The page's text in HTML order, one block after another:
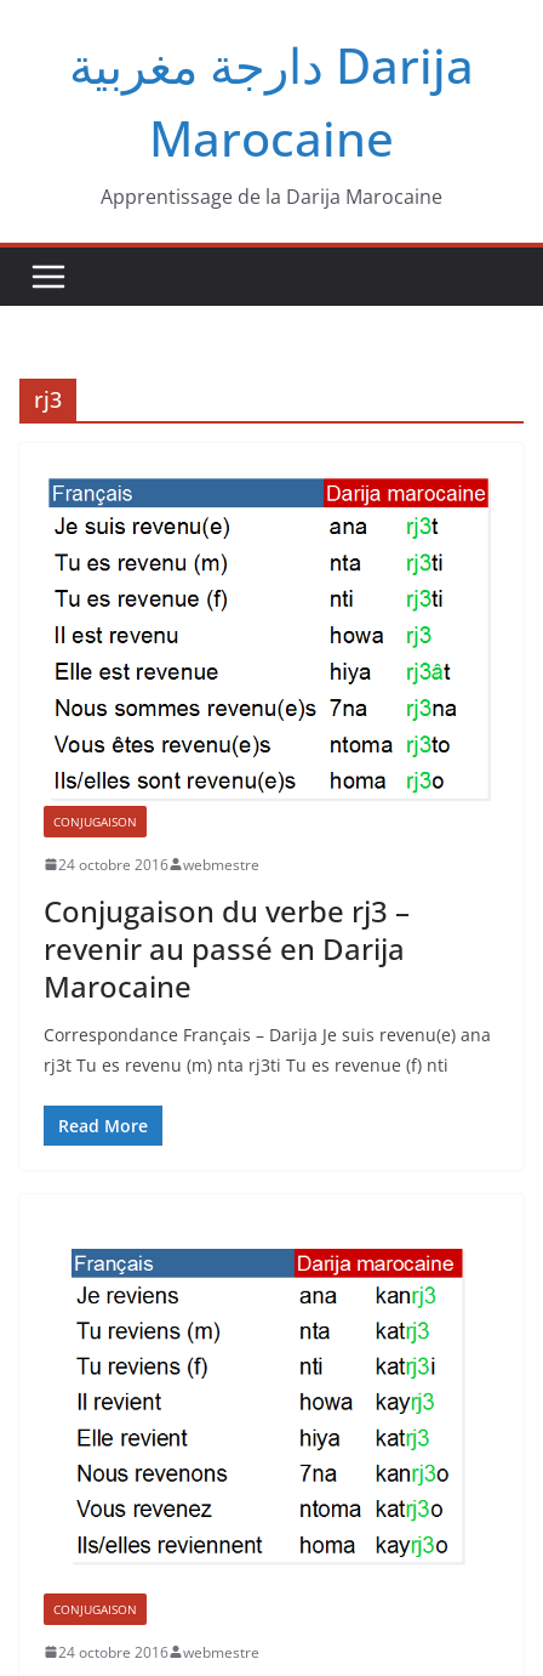
contenuدارجة مغربية‎ Darija
Marocaine
Apprentissage de la Darija Marocaine
rj3
CONJUGAISON
24 octobre 2016 webmestre
Conjugaison du verbe rj3 –
revenir au passé en Darija
Marocaine
Correspondance Français – Darija Je suis revenu(e) ana
rj3t Tu es revenu (m) nta rj3ti Tu es revenue (f) nti
Read More
CONJUGAISON
24 octobre 2016 webmestre